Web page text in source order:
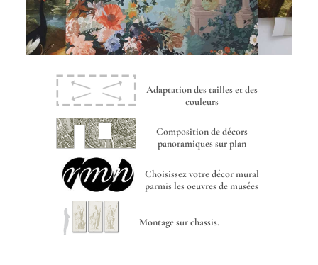
Adaptation des tailles et des
couleurs
Composition de décors
panoramiques sur plan
Choisissez votre décor mural
parmis les oeuvres de musées
Montage sur chassis.